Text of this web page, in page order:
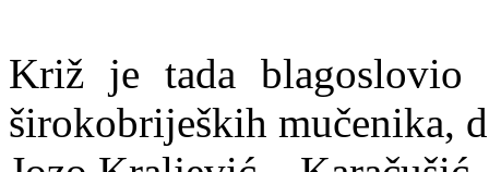
Križ je tada blagoslovio
širokobrijeških mučenika,